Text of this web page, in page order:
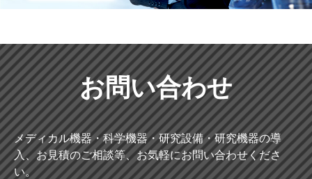
お問い合わせ
メディカル機器・科学機器・研究設備・研究機器の導
入、お見積のご相談等、お気軽にお問い合わせくださ
い。